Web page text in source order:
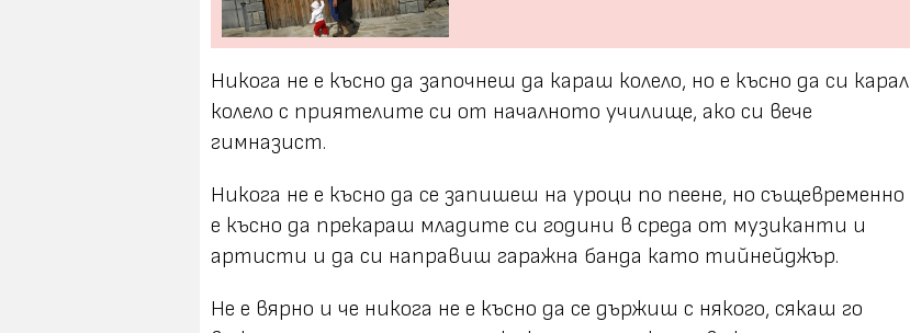
Никога не е късно да започнеш да караш колело, но е късно да си карал
колело с приятелите си от началното училище, ако си вече
гимназист.
Никога не е късно да се запишеш на уроци по пеене, но същевременно
е късно да прекараш младите си години в среда от музиканти и
артисти и да си направиш гаражна банда като тийнейджър.
Не е вярно и че никога не е късно да се държиш с някого, сякаш го